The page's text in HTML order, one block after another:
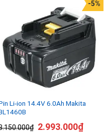
Li-ion 14.4V 6.0Ah Makita
₫
-5%
2.993.000₫